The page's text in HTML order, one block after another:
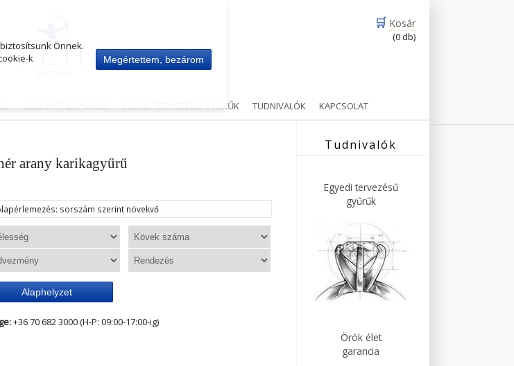
🛒 Kosár
(0 db)
GYÉMÁNT-DRÁGAKŐ EGYEDI TERVEZÉSŰ GYŰRŰK TUDNIVALÓK KAPCSOLAT
arany karikagyűrű
sorszám szerint növekvő
Alaphelyzet
+36 70 682 3000 (H-P: 09:00-17:00-ig)
Tudnivalók
Egyedi tervezésű
gyűrűk
Örök élet
garancia
Önnek.
k
Megértettem, bezárom